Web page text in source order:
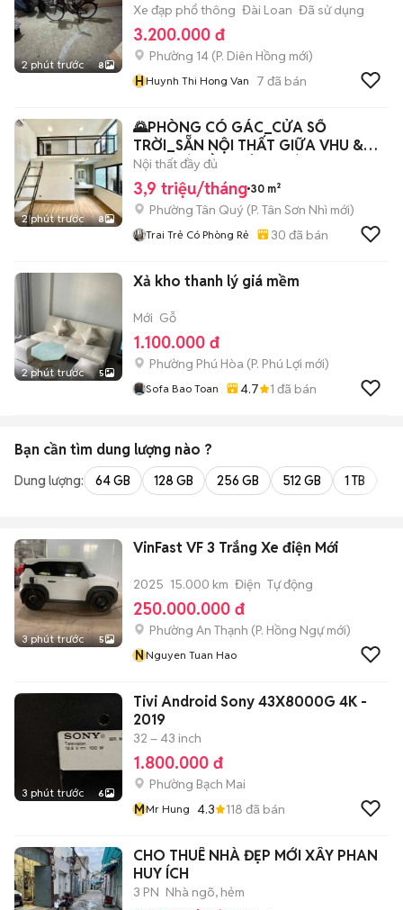
2 phút trước 8
Xe đạp phổ thông Đài Loan Đã sử dụng
3.200.000 đ
Phường 14 (P. Diên Hồng mới)
HHuynh Thi Hong Van 7 đã bán
2 phút trước 8
🌄PHÒNG CÓ GÁC_CỬA SỔ
TRỜI_SẴN NỘI THẤT GIỮA VHU &
HUIT_GÒ DẦU, TÂN PHÚ
Nội thất đầy đủ
3,9 triệu/tháng 30 m²
Phường Tân Quý (P. Tân Sơn Nhì mới)
Trai Trẻ Có Phòng Rẻ 30 đã bán
2 phút trước 5
Xả kho thanh lý giá mềm
Mới Gỗ
1.100.000 đ
Phường Phú Hòa (P. Phú Lợi mới)
Sofa Bao Toan 4.7 1 đã bán
Bạn cần tìm dung lượng nào ?
Dung lượng: 64 GB 128 GB 256 GB 512 GB 1 TB
3 phút trước 5
VinFast VF 3 Trắng Xe điện Mới
2025 15.000 km Điện Tự động
250.000.000 đ
Phường An Thạnh (P. Hồng Ngựmới)
NNguyen Tuan Hao
3 phút trước 6
Tivi Android Sony 43X8000G 4K -
2019
32 – 43 inch
1.800.000 đ
Phường Bạch Mai
MMr Hung 4.3 118 đã bán
CHO THUÊ NHÀ ĐẸP MỚI XÂY PHAN
HUY ÍCH
3 PN Nhà ngõ, hẻm